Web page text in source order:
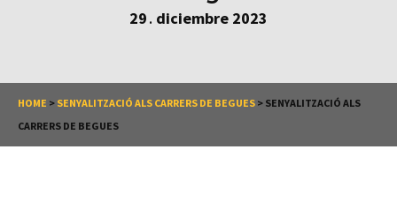
29 . diciembre 2023
HOME > SENYALITZACIÓ ALS CARRERS DE BEGUES > SENYALITZACIÓ ALS
CARRERS DE BEGUES